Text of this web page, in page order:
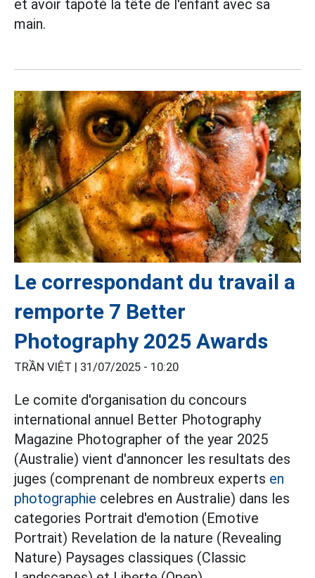
et avoir tapoté la tête de l'enfant avec sa
main.
Le correspondant du travail a
remporte 7 Better
Photography 2025 Awards
TRẦN VIỆT | 31/07/2025 - 10:20
Le comite d'organisation du concours
international annuel Better Photography
Magazine Photographer of the year 2025
(Australie) vient d'annoncer les resultats des
juges (comprenant de nombreux experts en
photographie celebres en Australie) dans les
categories Portrait d'emotion (Emotive
Portrait) Revelation de la nature (Revealing
Nature) Paysages classiques (Classic